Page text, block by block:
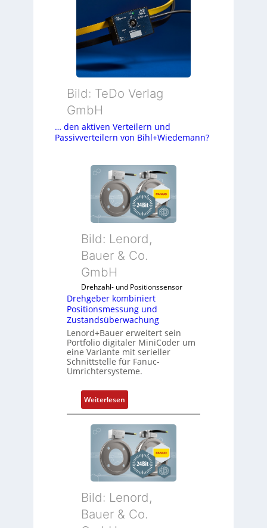
Bild: TeDo Verlag
GmbH
… den aktiven Verteilern und
Passivverteilern von Bihl+Wiedemann?
Bild: Lenord,
Bauer & Co.
GmbH
Drehzahl- und Positionssensor
Drehgeber kombiniert
Positionsmessung und
Zustandsüberwachung
Lenord+Bauer erweitert sein
Portfolio digitaler MiniCoder um
eine Variante mit serieller
Schnittstelle für Fanuc-
Umrichtersysteme.
Weiterlesen:
D
r
e
h
g
e
e
Bild: Lenord,
Bauer & Co.